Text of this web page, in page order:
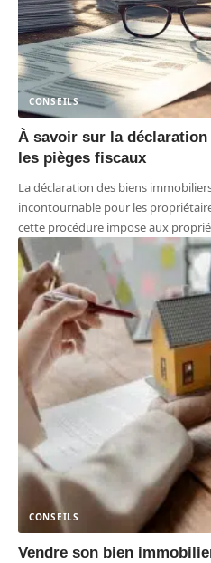
CONSEILS
À savoir sur la
les pièges fiscaux
La déclaration des biens
incontournable pour les
cette procédure impose aux
CONSEILS
Vendre son bien